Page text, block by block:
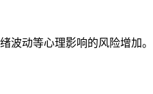
波动等心理影响的风险增加